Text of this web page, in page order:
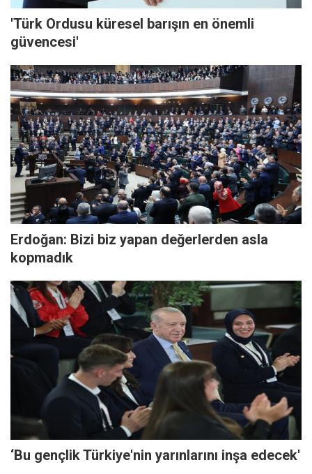
'Türk Ordusu küresel barışın en önemli
güvencesi'
Erdoğan: Bizi biz yapan değerlerden asla
kopmadık
‘Bu gençlik Türkiye'nin yarınlarını inşa edecek'